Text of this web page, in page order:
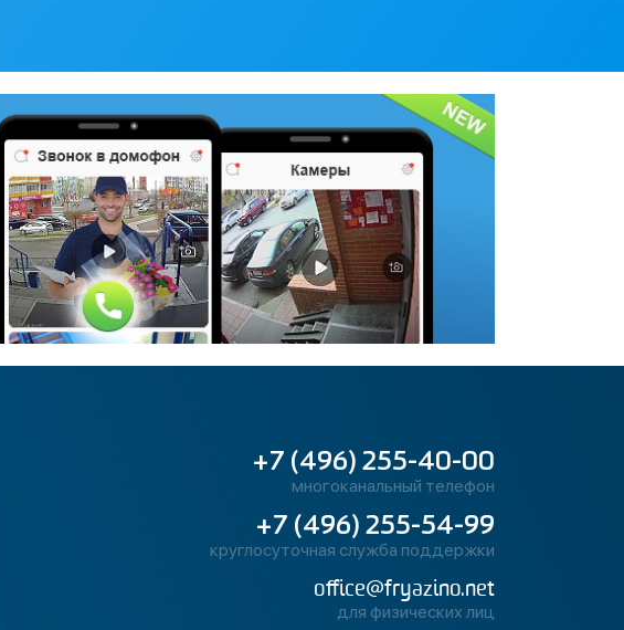
+7 (496) 255-40-00
многоканальный телефон
+7 (496) 255-54-99
круглосуточная служба поддержки
office@fryazino.net
для физических лиц